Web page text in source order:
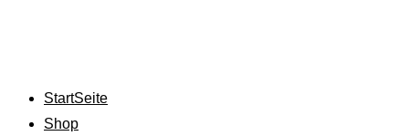
StartSeite
Shop